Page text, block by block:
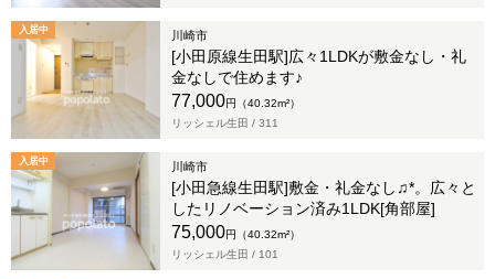
入居中 川崎市
[小田原線生田駅]広々1LDKが敷金なし・礼
金なしで住めます♪
77,000円（40.32m²）
リッシェル生田 / 311
入居中 川崎市
[小田急線生田駅]敷金・礼金なし♫*。広々と
したリノベーション済み1LDK[角部屋]
75,000円（40.32m²）
リッシェル生田 / 101